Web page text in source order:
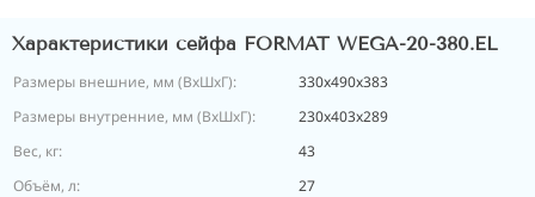
Характеристики сейфа FORMAT WEGA-20-380.EL
Размеры внешние, мм (ВхШхГ):
330х490х383
Размеры внутренние, мм (ВхШхГ):
230х403х289
Вес, кг:
43
Объём, л:
27